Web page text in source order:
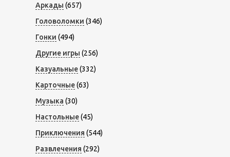
Аркады (657)
Головоломки (346)
Гонки (494)
Другие игры (256)
Казуальные(332)
Карточные(63)
Музыка (30)
Настольные(45)
Приключения (544)
Развлечения (292)